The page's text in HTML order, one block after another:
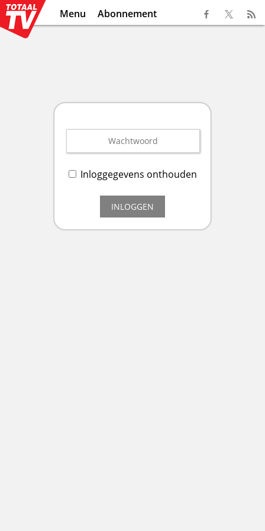
Menu Abonnement
Inloggegevens onthouden